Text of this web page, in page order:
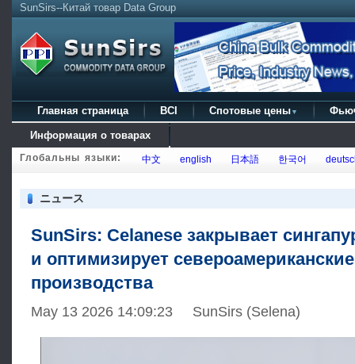
SunSirs--Китай товар Data Group
Главная страница BCI Спотовые цены ▼
Информация о товарах
Глобальны языки: 中文 english 日本語 한국어
ニュース
SunSirs: Celanese закрывает
и оптимизирует североамериканские
производства
May 13 2026 14:09:23 SunSirs (Selena)